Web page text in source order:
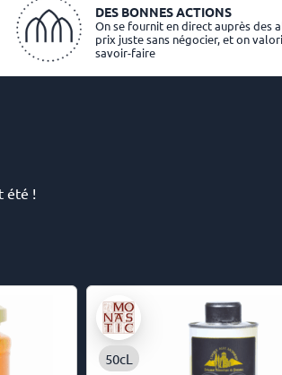
DES BONNES ACTIONS
On se fournit en direct auprès des
prix juste sans négocier, et on
savoir-faire
été !
50cL